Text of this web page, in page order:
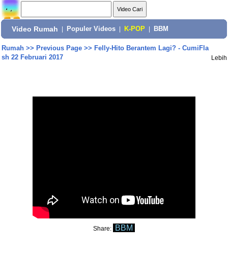
Video Rumah Populer Videos K-POP BBM
Rumah>> Previous Page>> Felly-Hito Berantem Lagi? - CumiFla
sh 22 Februari 2017
Lebih
Share: BBM